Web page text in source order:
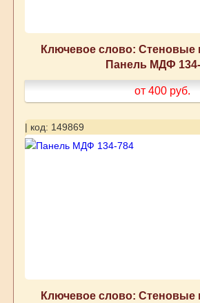
Ключевое слово: Стеновые
Панель МДФ
от 400 руб.
| код: 149869
Ключевое слово: Стеновые